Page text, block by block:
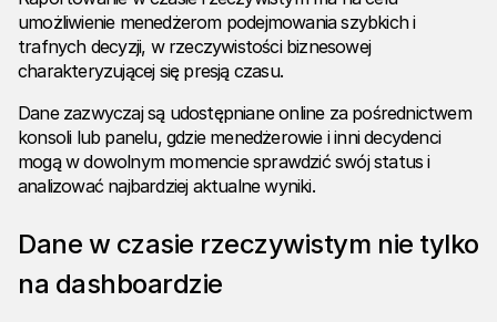
umożliwienie menedżerom podejmowania szybkich i
trafnych decyzji, w rzeczywistości biznesowej
charakteryzującej się presją czasu.
Dane zazwyczaj są udostępniane online za pośrednictwem
konsoli lub panelu, gdzie menedżerowie i inni decydenci
mogą w dowolnym momencie sprawdzić swój status i
analizować najbardziej aktualne wyniki.
Dane w czasie rzeczywistym nie tylko
na dashboardzie